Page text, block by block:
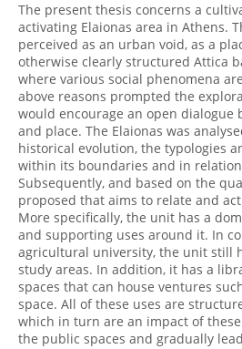
The present thesis concerns a
activating Elaionas area in Athens.
perceived as an urban void, as a
otherwise clearly structured Attica
where various social phenomena
above reasons prompted the
would encourage an open dialogue
and place. The Elaionas was
historical evolution, the typologies
within its boundaries and in
Subsequently, and based on the
proposed that aims to relate and
More specifically, the unit has a
and supporting uses around it. In
agricultural university, the unit still
study areas. In addition, it has a
spaces that can house ventures
space. All of these uses are
which in turn are an impact of
the public spaces and gradually